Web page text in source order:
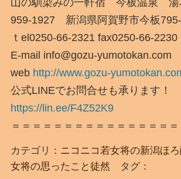
959-1927 新潟県阿賀野市今板
ｔel0250-66-2321 fax0250-66-2230
E-mail info@gozu-yumotokan.com
web http://www.gozu-
公式LINEでお問合せも承ります！
https://lin.ee/F4Z52K9
＝＝＝＝＝＝＝＝＝＝＝＝＝＝＝
カテゴリ： ニコニコ若女将の新潟ほ
女将の思ったこと徒然 タグ：